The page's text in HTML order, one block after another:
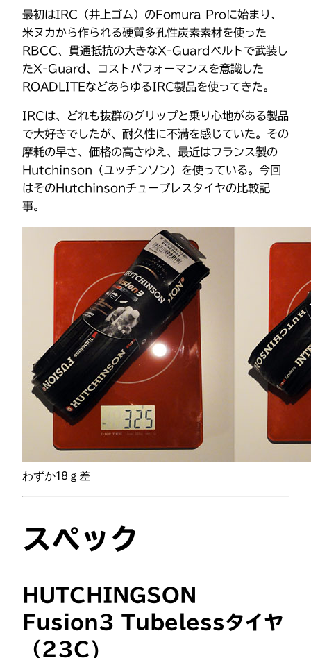
最初はIRC（井上ゴム）のFomura Proに始まり、
米ヌカから作られる硬質多孔性炭素素材を使った
RBCC、貫通抵抗の大きなX-Guardベルトで武装し
たX-Guard、コストパフォーマンスを意識した
ROADLITEなどあらゆるIRC製品を使ってきた。
IRCは、どれも抜群のグリップと乗り心地がある製品
で大好きでしたが、耐久性に不満を感じていた。その
摩耗の早さ、価格の高さゆえ、最近はフランス製の
Hutchinson（ユッチンソン）を使っている。今回
はそのHutchinsonチューブレスタイヤの比較記
事。
わずか18ｇ差
スペック
HUTCHINGSON
Fusion3 Tubelessタイヤ
（23C)